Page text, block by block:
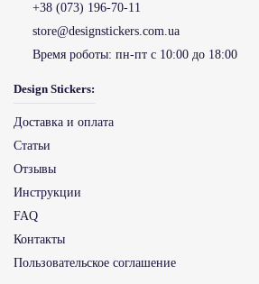
+38 (073) 196-70-11
store@designstickers.com.ua
Время роботы: пн-пт с 10:00 до 18:00
Design Stickers:
Доставка и оплата
Статьи
Отзывы
Инструкции
FAQ
Контакты
Пользовательское соглашение